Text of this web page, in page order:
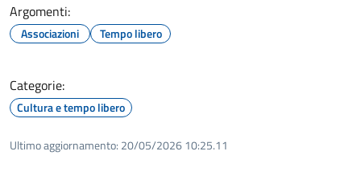
Argomenti:
Associazioni Tempo libero
Categorie:
Cultura e tempo libero
Ultimo aggiornamento: 20/05/2026 10:25.11